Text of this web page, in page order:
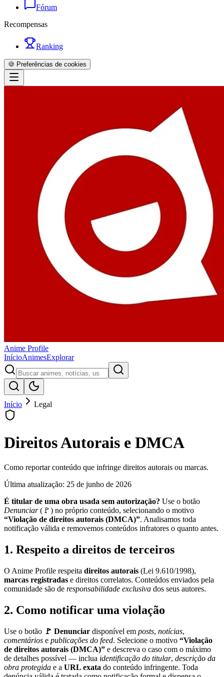
Fórum
Recompensas
Ranking
🍪 Preferências de cookies
Anime Profile
InícioAnimesExplorar
Início Legal
Direitos Autorais e DMCA
Como reportar conteúdo que infringe direitos autorais ou marcas.
Última atualização: 25 de junho de 2026
É titular de uma obra usada sem autorização? Use o botão
Denunciar(🚩) no próprio conteúdo, selecionando o motivo
“Violação de direitos autorais (DMCA)”. Analisamos toda
notificação válida e removemos conteúdos infratores o quanto antes.
1. Respeito a direitos de terceiros
O Anime Profile respeita direitos autorais (Lei 9.610/1998),
marcas registradas e direitos correlatos. Conteúdos enviados pela
comunidade são de responsabilidade exclusiva dos seus autores.
2. Como notificar uma violação
Use o botão 🚩 Denunciar disponível em posts, notícias,
comentários e publicações do feed. Selecione o motivo “Violação
de direitos autorais (DMCA)” e descreva o caso com o máximo
de detalhes possível — inclua identificação do titular, descrição da
obra protegida e a URL exata do conteúdo infringente. Toda